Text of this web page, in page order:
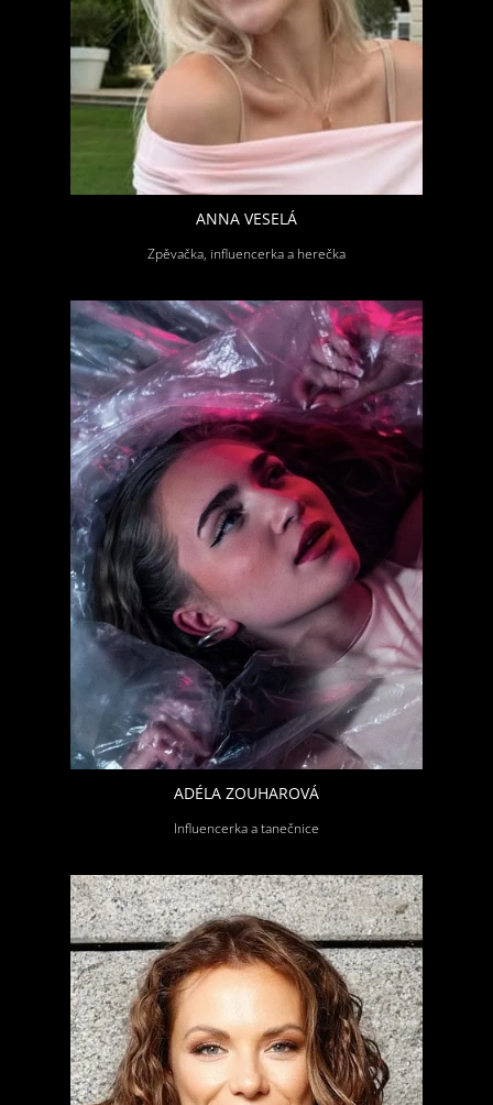
ANNA VESELÁ
Zpěvačka, influencerka a herečka
ADÉLA ZOUHAROVÁ
Influencerka a tanečnice